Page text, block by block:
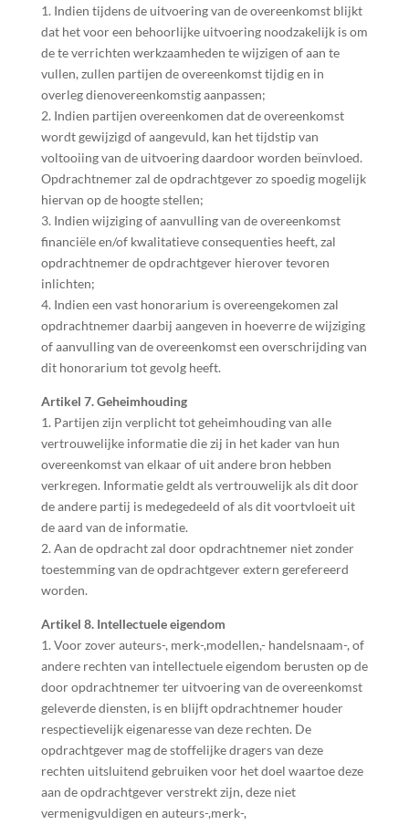
1. Indien tijdens de uitvoering van de overeenkomst blijkt
dat het voor een behoorlijke uitvoering noodzakelijk is om
de te verrichten werkzaamheden te wijzigen of aan te
vullen, zullen partijen de overeenkomst tijdig en in
overleg dienovereenkomstig aanpassen;
2. Indien partijen overeenkomen dat de overeenkomst
wordt gewijzigd of aangevuld, kan het tijdstip van
voltooiing van de uitvoering daardoor worden beïnvloed.
Opdrachtnemer zal de opdrachtgever zo spoedig mogelijk
hiervan op de hoogte stellen;
3. Indien wijziging of aanvulling van de overeenkomst
financiële en/of kwalitatieve consequenties heeft, zal
opdrachtnemer de opdrachtgever hierover tevoren
inlichten;
4. Indien een vast honorarium is overeengekomen zal
opdrachtnemer daarbij aangeven in hoeverre de wijziging
of aanvulling van de overeenkomst een overschrijding van
dit honorarium tot gevolg heeft.
Artikel 7. Geheimhouding
1. Partijen zijn verplicht tot geheimhouding van alle
vertrouwelijke informatie die zij in het kader van hun
overeenkomst van elkaar of uit andere bron hebben
verkregen. Informatie geldt als vertrouwelijk als dit door
de andere partij is medegedeeld of als dit voortvloeit uit
de aard van de informatie.
2. Aan de opdracht zal door opdrachtnemer niet zonder
toestemming van de opdrachtgever extern gerefereerd
worden.
Artikel 8. Intellectuele eigendom
1. Voor zover auteurs-, merk-,modellen,- handelsnaam-, of
andere rechten van intellectuele eigendom berusten op de
door opdrachtnemer ter uitvoering van de overeenkomst
geleverde diensten, is en blijft opdrachtnemer houder
respectievelijk eigenaresse van deze rechten. De
opdrachtgever mag de stoffelijke dragers van deze
rechten uitsluitend gebruiken voor het doel waartoe deze
aan de opdrachtgever verstrekt zijn, deze niet
vermenigvuldigen en auteurs-,merk-,